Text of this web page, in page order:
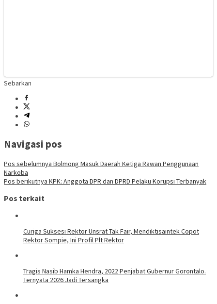
Sebarkan
Navigasi pos
Pos sebelumnya Bolmong Masuk Daerah Ketiga Rawan Penggunaan
Narkoba
Pos berikutnya KPK: Anggota DPR dan DPRD Pelaku Korupsi Terbanyak
Pos terkait
Curiga Suksesi Rektor Unsrat Tak Fair, Mendiktisaintek Copot
Rektor Sompie, Ini Profil Plt Rektor
Tragis Nasib Hamka Hendra, 2022 Penjabat Gubernur Gorontalo.
Ternyata 2026 Jadi Tersangka